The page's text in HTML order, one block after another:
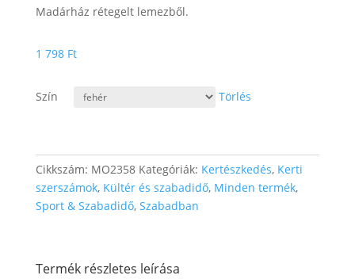
Madárház rétegelt lemezből.
1 798 Ft
Szín Törlés
Cikkszám: MO2358 Kategóriák: Kertészkedés, Kerti
szerszámok, Kültér és szabadidő, Minden termék,
Sport & Szabadidő, Szabadban
Termék részletes leírása